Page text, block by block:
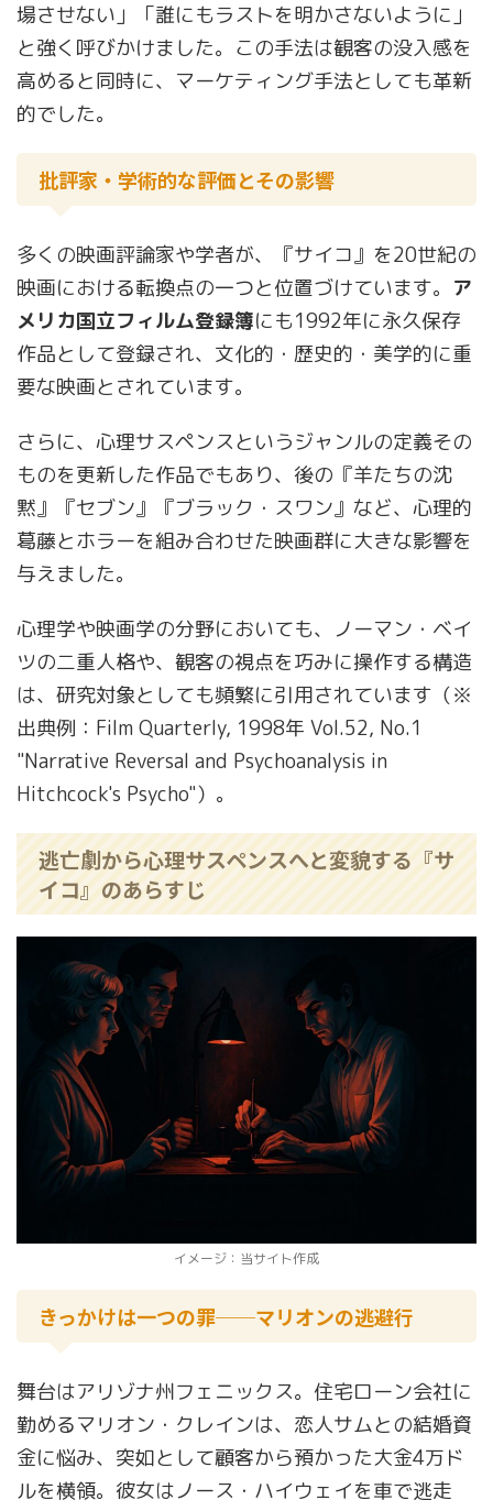
場させない」「誰にもラストを明かさないように」
と強く呼びかけました。この手法は観客の没入感を
高めると同時に、マーケティング手法としても革新
的でした。
批評家・学術的な評価とその影響
多くの映画評論家や学者が、『サイコ』を20世紀の
映画における転換点の一つと位置づけています。 ア
メリカ国立フィルム登録簿にも1992年に永久保存
作品として登録され、文化的・歴史的・美学的に重
要な映画とされています。
さらに、心理サスペンスというジャンルの定義その
ものを更新した作品でもあり、後の『羊たちの沈
黙』『セブン』『ブラック・スワン』など、心理的
葛藤とホラーを組み合わせた映画群に大きな影響を
与えました。
心理学や映画学の分野においても、ノーマン・ベイ
ツの二重人格や、観客の視点を巧みに操作する構造
は、研究対象としても頻繁に引用されています（※
出典例：Film Quarterly, 1998年 Vol.52, No.1
"Narrative Reversal and Psychoanalysis in
Hitchcock's Psycho"）。
逃亡劇から心理サスペンスへと変貌する『サ
イコ』のあらすじ
イメージ：当サイト作成
きっかけは一つの罪──マリオンの逃避行
舞台はアリゾナ州フェニックス。住宅ローン会社に
勤めるマリオン・クレインは、恋人サムとの結婚資
金に悩み、突如として顧客から預かった大金4万ド
ルを横領。彼女はノース・ハイウェイを車で逃走